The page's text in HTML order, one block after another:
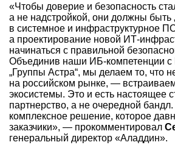
«Чтобы доверие и безопасность
а не надстройкой, они должны быть
в системное и инфраструктурное
а проектирование новой ИТ-
начинаться с правильной
Объединив наши ИБ-компетенции с
„Группы Астра“, мы делаем то, что
на российском рынке, —
экосистемы. Это и есть настоящее
партнерство, а не очередной
комплексное решение, которое
заказчики», — прокомментировал
генеральный директор «Аладдин».